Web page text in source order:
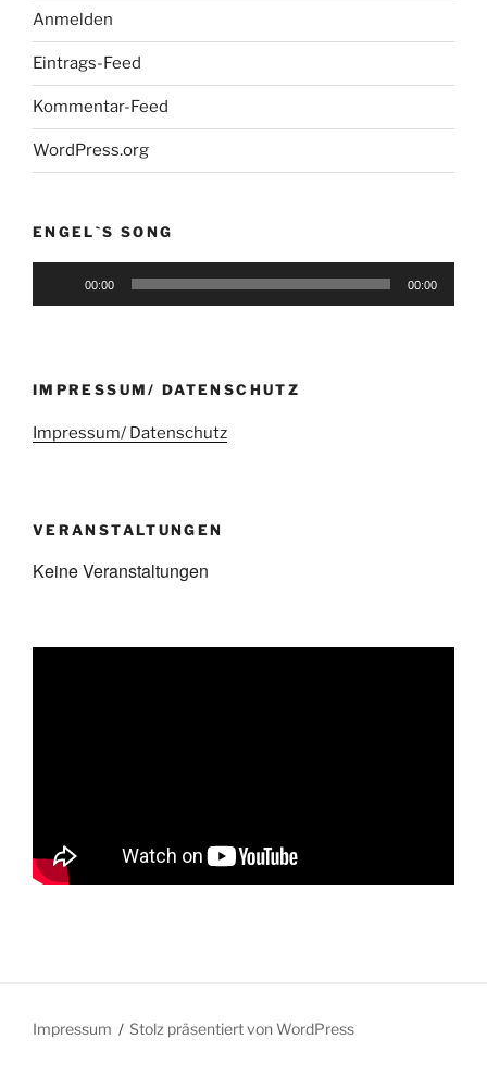
Anmelden
Eintrags-Feed
Kommentar-Feed
WordPress.org
ENGEL`S SONG
00:00 00:00
IMPRESSUM/ DATENSCHUTZ
Impressum/ Datenschutz
VERANSTALTUNGEN
Keine Veranstaltungen
Impressum Stolz präsentiert von WordPress